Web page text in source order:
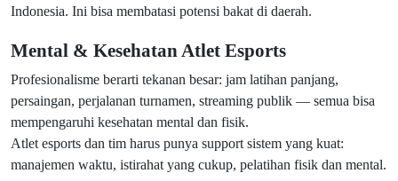
Indonesia. Ini bisa membatasi potensi bakat di daerah.
Mental & Kesehatan Atlet ­Esports
Profesionalisme berarti tekanan besar: jam latihan panjang,
persaingan, perjalanan turnamen, streaming publik — semua bisa
mempengaruhi kesehatan mental dan fisik.
Atlet esports dan tim harus punya support sistem yang kuat:
manajemen waktu, istirahat yang cukup, pelatihan fisik dan mental.